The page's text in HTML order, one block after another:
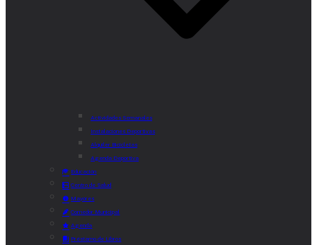
Actividades Semanales
Instalaciones Deportivas
Alquiler Bicicletas
Agenda Deportiva
Educación
Centro de Salud
Mayores
Comedor Municipal
Agenda
Préstamo de Libros